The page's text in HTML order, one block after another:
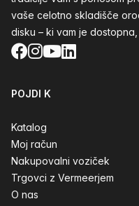
vaše celotno skladišče
disku – ki vam je
Facebook
Instagram
YouTube
LinkedIn
POJDI K
Katalog
Moj račun
Nakupovalni voziček
Trgovci z Vermeerjem
O nas